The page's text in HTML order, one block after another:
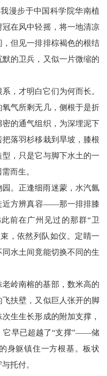
漫步于中国科学院华南植
在风中轻摇，将一地清凉
但见一排排棕褐色的根结
的卫兵，又似一片微缩的
，才明白它们为何而长。
气所剩无几，侧根于是折
的通气组织，为深埋泥下
落羽杉移栽到旱坡，膝根
，只是它与脚下水土的一
而生。
。正逢细雨迷蒙，水汽氤
近方辨真容——那一排排膝
前在广州见过的那群“卫
，依然列队如仪。定睛一
水土间竟能切换不同的生
岭南榕的基部，数米高的
扶壁，又似巨人张开的脚
生生长形成的附加支撑，
它早已超越了“支撑”——储
身躯镇住一方根基。板状
托付。